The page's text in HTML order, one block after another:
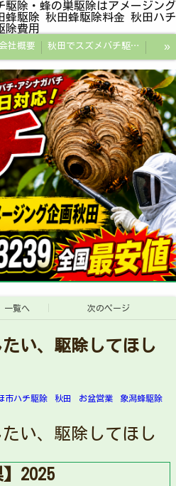
駆除・蜂の巣駆除はアメージング
蜂駆除 秋田蜂駆除料金 秋田ハチ
除費用
会社概要 秋田でスズメバチ駆除・ハチ駆除・蜂の巣駆除はアメージング企画秋田
秋田探偵/秋田県浮気調査/秋田市万引きGメン
»
一覧へ 次のページ
い、駆除してほし
市ハチ駆除 秋田 お盆営業 象潟蜂駆除
い、駆除してほし
2025